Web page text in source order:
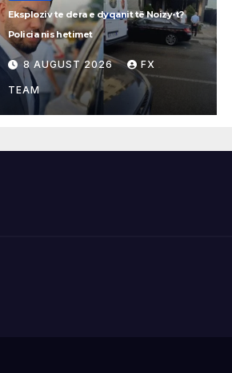
Eksploziv te dera e dyqanit të Noizy-t?
Policia nis hetimet
8 AUGUST 2026 FX
TEAM